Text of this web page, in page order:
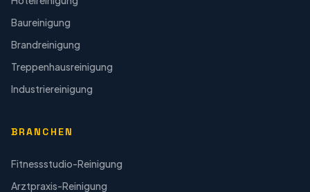
Baureinigung
Brandreinigung
Treppenhausreinigung
Industriereinigung
BRANCHEN
Fitnessstudio-Reinigung
Arztpraxis-Reinigung